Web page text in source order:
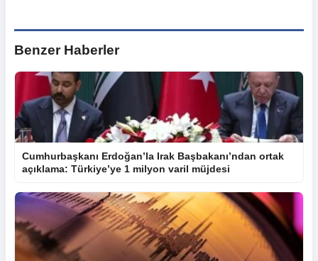
Benzer Haberler
Cumhurbaşkanı Erdoğan’la Irak Başbakanı’ndan ortak
açıklama: Türkiye’ye 1 milyon varil müjdesi